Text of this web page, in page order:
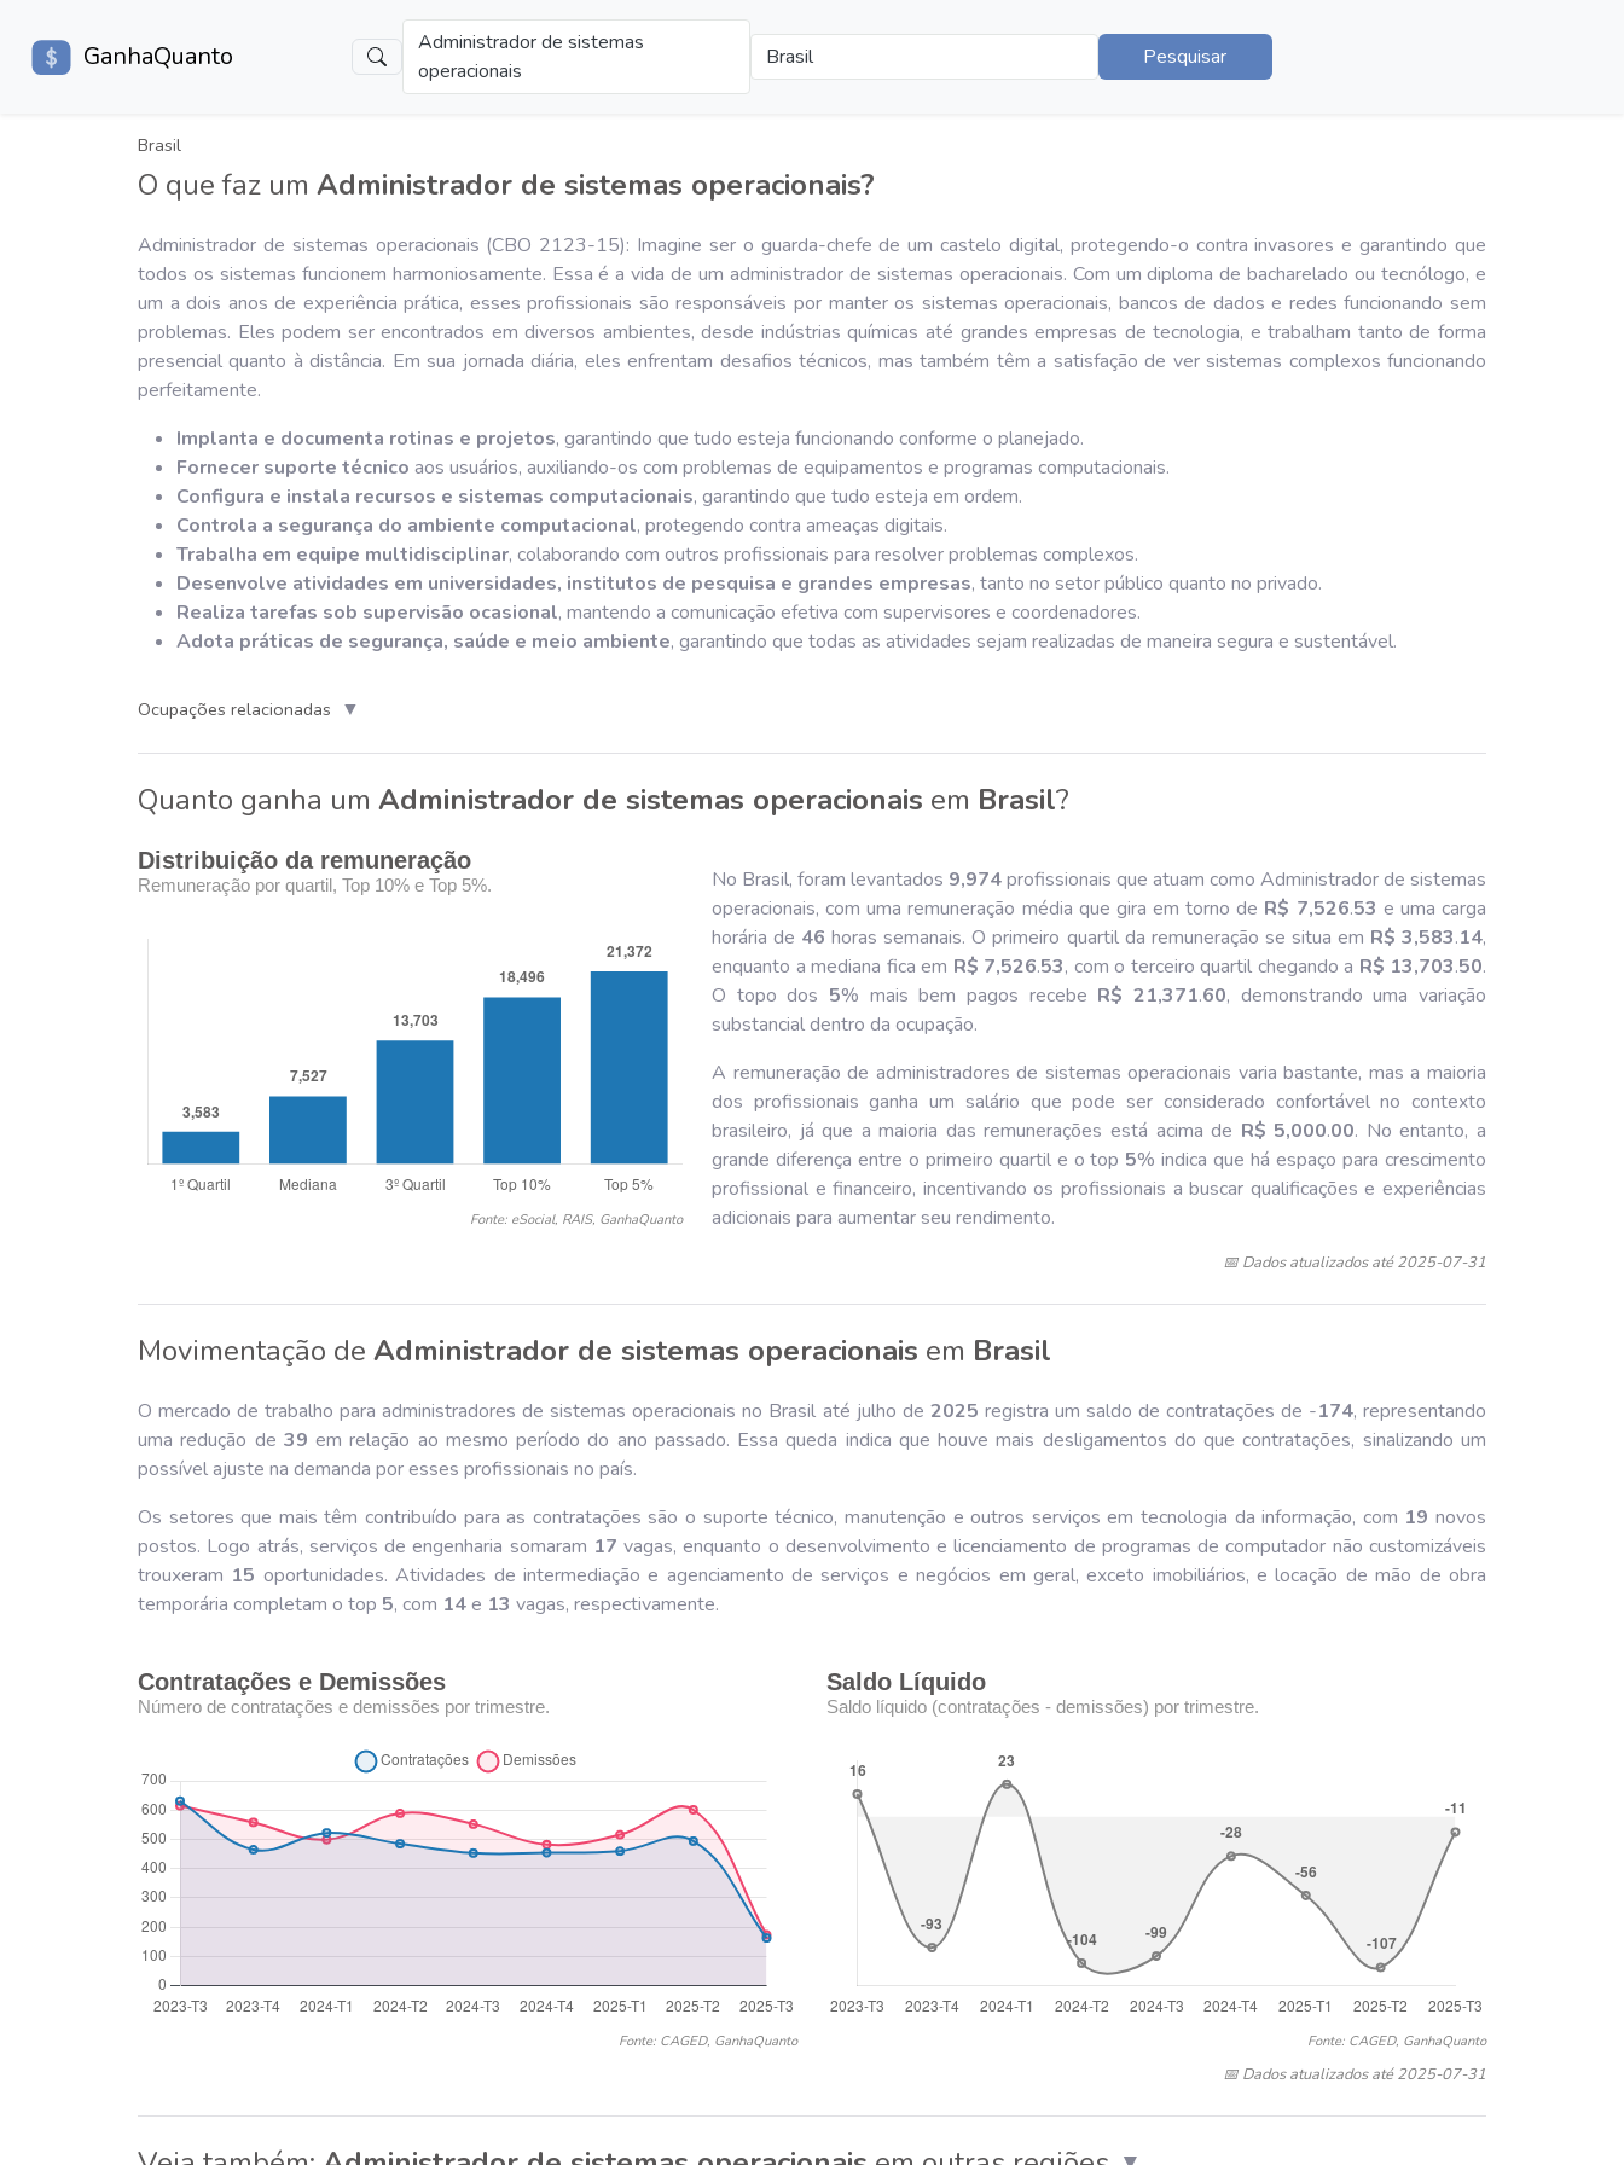
GanhaQuanto
Administrador de sistemas
operacionais
Brasil Pesquisar
Brasil
O que faz um Administrador de sistemas operacionais?
Administrador de sistemas operacionais (CBO 2123-15): Imagine ser o guarda-chefe de um castelo digital, protegendo-o contra invasores e garantindo que
todos os sistemas funcionem harmoniosamente. Essa é a vida de um administrador de sistemas operacionais. Com um diploma de bacharelado ou tecnólogo, e
um a dois anos de experiência prática, esses profissionais são responsáveis por manter os sistemas operacionais, bancos de dados e redes funcionando sem
problemas. Eles podem ser encontrados em diversos ambientes, desde indústrias químicas até grandes empresas de tecnologia, e trabalham tanto de forma
presencial quanto à distância. Em sua jornada diária, eles enfrentam desafios técnicos, mas também têm a satisfação de ver sistemas complexos funcionando
perfeitamente.
Implanta e documenta rotinas e projetos, garantindo que tudo esteja funcionando conforme o planejado.
Fornecer suporte técnico aos usuários, auxiliando-os com problemas de equipamentos e programas computacionais.
Configura e instala recursos e sistemas computacionais, garantindo que tudo esteja em ordem.
Controla a segurança do ambiente computacional, protegendo contra ameaças digitais.
Trabalha em equipe multidisciplinar, colaborando com outros profissionais para resolver problemas complexos.
Desenvolve atividades em universidades, institutos de pesquisa e grandes empresas, tanto no setor público quanto no privado.
Realiza tarefas sob supervisão ocasional, mantendo a comunicação efetiva com supervisores e coordenadores.
Adota práticas de segurança, saúde e meio ambiente, garantindo que todas as atividades sejam realizadas de maneira segura e sustentável.
Ocupações relacionadas ▼
Quanto ganha um Administrador de sistemas operacionais em Brasil?
Distribuição da remuneração
Remuneração por quartil, Top 10% e Top 5%.
Fonte: eSocial, RAIS, GanhaQuanto
No Brasil, foram levantados 9,974profissionais que atuam como Administrador de sistemas
operacionais, com uma remuneração média que gira em torno de R$ 7,526.53 e uma carga
horária de 46 horas semanais. O primeiro quartil da remuneração se situa em R$ 3,583.14,
enquanto a mediana fica em R$ 7,526.53, com o terceiro quartil chegando a R$ 13,703.50.
O topo dos 5% mais bem pagos recebe R$ 21,371.60, demonstrando uma variação
substancial dentro da ocupação.
A remuneração de administradores de sistemas operacionais varia bastante, mas a maioria
dos profissionais ganha um salário que pode ser considerado confortável no contexto
brasileiro, já que a maioria das remunerações está acima de R$ 5,000.00. No entanto, a
grande diferença entre o primeiro quartil e o top 5% indica que há espaço para crescimento
profissional e financeiro, incentivando os profissionais a buscar qualificações e experiências
adicionais para aumentar seu rendimento.
📅 Dados atualizados até 2025-07-31
Movimentação de Administrador de sistemas operacionais em Brasil
O mercado de trabalho para administradores de sistemas operacionais no Brasil até julho de 2025 registra um saldo de contratações de -174, representando
uma redução de 39 em relação ao mesmo período do ano passado. Essa queda indica que houve mais desligamentos do que contratações, sinalizando um
possível ajuste na demanda por esses profissionais no país.
Os setores que mais têm contribuído para as contratações são o suporte técnico, manutenção e outros serviços em tecnologia da informação, com 19 novos
postos. Logo atrás, serviços de engenharia somaram 17 vagas, enquanto o desenvolvimento e licenciamento de programas de computador não customizáveis
trouxeram 15 oportunidades. Atividades de intermediação e agenciamento de serviços e negócios em geral, exceto imobiliários, e locação de mão de obra
temporária completam o top 5, com 14e 13 vagas, respectivamente.
Contratações e Demissões
Número de contratações e demissões por trimestre.
Fonte: CAGED, GanhaQuanto
Saldo Líquido
Saldo líquido (contratações - demissões) por trimestre.
Fonte: CAGED, GanhaQuanto
📅 Dados atualizados até 2025-07-31